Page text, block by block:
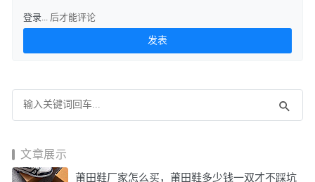
登录... 后才能评论
文章展示
莆田鞋厂家怎么买，莆田鞋多少钱一双才不踩坑